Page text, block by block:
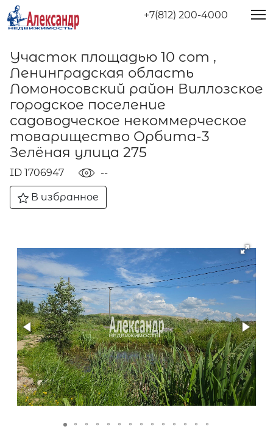
+7(812) 200-4000
Участок площадью 10 сот ,
Ленинградская область
Ломоносовский район Виллозское
городское поселение
садоводческое некоммерческое
товарищество Орбита-3
Зелёная улица 275
ID 1706947 --
В избранное